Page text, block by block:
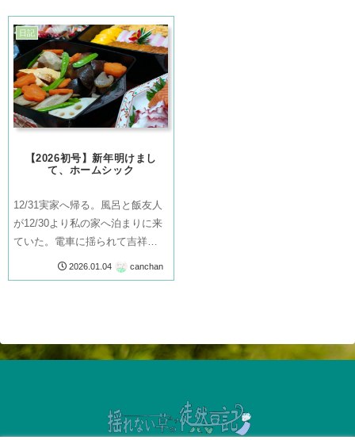
日記
【2026初号】新年明けまし
て、ホームシック
12/31実家へ帰る。風呂と飯友人
が12/30より私の家へ泊まりに来
ていた。電車に揺られて吉祥寺
を堪能し、カフェを巡り、充実
感のまま眠りにつく。そして翌
りな...
2026.01.04 canchan